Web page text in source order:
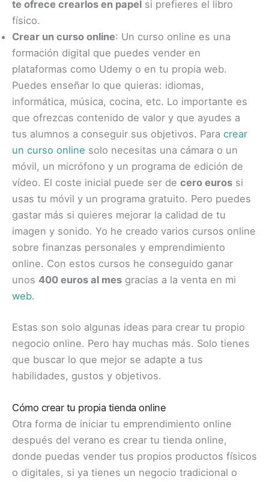
te ofrece crearlos en papel si prefieres el libro
físico.
Crear un curso online: Un curso online es una
formación digital que puedes vender en
plataformas como Udemy o en tu propia web.
Puedes enseñar lo que quieras: idiomas,
informática, música, cocina, etc. Lo importante es
que ofrezcas contenido de valor y que ayudes a
tus alumnos a conseguir sus objetivos. Para crear
un curso online solo necesitas una cámara o un
móvil, un micrófono y un programa de edición de
vídeo. El coste inicial puede ser de cero euros si
usas tu móvil y un programa gratuito. Pero puedes
gastar más si quieres mejorar la calidad de tu
imagen y sonido. Yo he creado varios cursos online
sobre finanzas personales y emprendimiento
online. Con estos cursos he conseguido ganar
unos 400 euros al mes gracias a la venta en mi
web.
Estas son solo algunas ideas para crear tu propio
negocio online. Pero hay muchas más. Solo tienes
que buscar lo que mejor se adapte a tus
habilidades, gustos y objetivos.
Cómo crear tu propia tienda online
Otra forma de iniciar tu emprendimiento online
después del verano es crear tu tienda online,
donde puedas vender tus propios productos físicos
o digitales, si ya tienes un negocio tradicional o